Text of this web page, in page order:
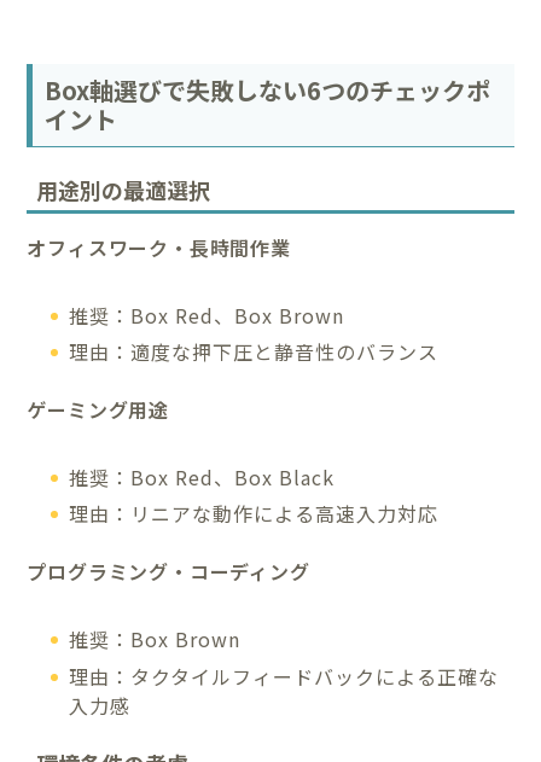
Box軸選びで失敗しない6つのチェックポ
イント
用途別の最適選択
オフィスワーク・長時間作業
推奨：Box Red、Box Brown
理由：適度な押下圧と静音性のバランス
ゲーミング用途
推奨：Box Red、Box Black
理由：リニアな動作による高速入力対応
プログラミング・コーディング
推奨：Box Brown
理由：タクタイルフィードバックによる正確な
入力感